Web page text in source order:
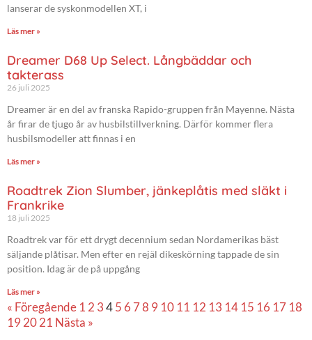
lanserar de syskonmodellen XT, i
Läs mer »
Dreamer D68 Up Select. Långbäddar och
takterass
26 juli 2025
Dreamer är en del av franska Rapido-gruppen från Mayenne. Nästa
år firar de tjugo år av husbilstillverkning. Därför kommer flera
husbilsmodeller att finnas i en
Läs mer »
Roadtrek Zion Slumber, jänkeplåtis med släkt i
Frankrike
18 juli 2025
Roadtrek var för ett drygt decennium sedan Nordamerikas bäst
säljande plåtisar. Men efter en rejäl dikeskörning tappade de sin
position. Idag är de på uppgång
Läs mer »
« Föregående 1 2 345 6 78 9 10 11 12 13 14 15 16 17 18
19 2021 Nästa »